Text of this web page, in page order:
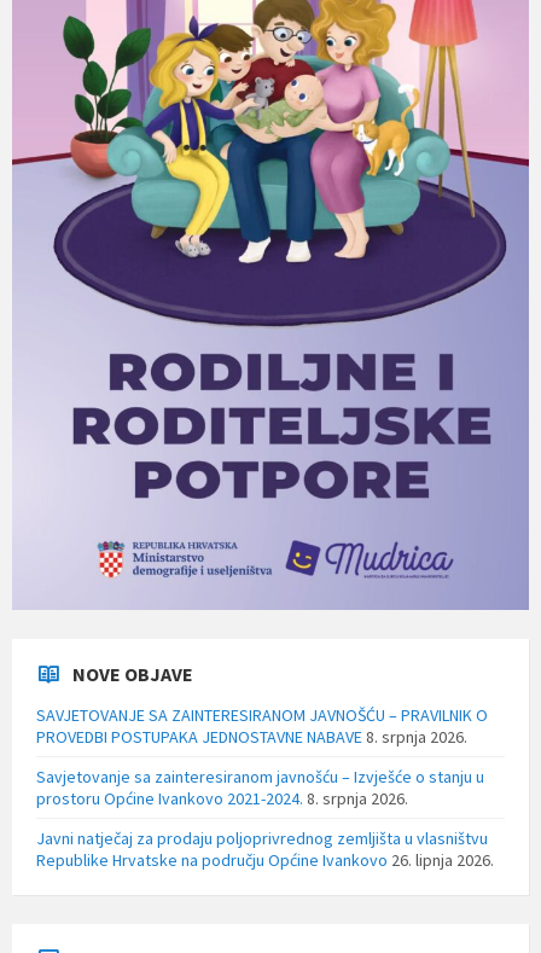
NOVE OBJAVE
SAVJETOVANJE SA ZAINTERESIRANOM JAVNOŠĆU – PRAVILNIK O
PROVEDBI POSTUPAKA JEDNOSTAVNE NABAVE8. srpnja 2026.
Savjetovanje sa zainteresiranom javnošću – Izvješće o stanju u
prostoru Općine Ivankovo 2021-2024. 8. srpnja 2026.
Javni natječaj za prodaju poljoprivrednog zemljišta u vlasništvu
Republike Hrvatske na području Općine Ivankovo 26. lipnja 2026.